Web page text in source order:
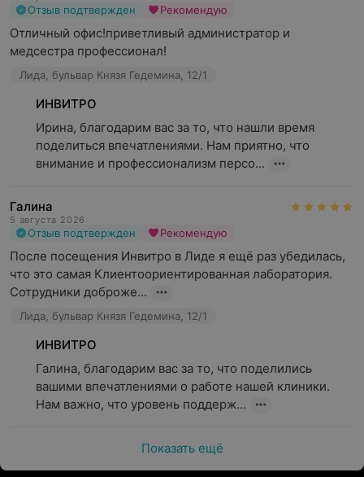
Почему лабораторная диагностика
важна?
Регулярные лабораторные исследования могут помочь:
Выявлять заболевания на ранних стадиях;
позволяя корректировать терапию;
Подобрать персонализированное лечение, учитывая
индивидуальные особенности организма;
Оценить общее состояние здоровья, даже при
для организма.
Обеспечить контроль за влиянием внешних
факторов — например, уровня загрязнения
окружающей среды или питания на состояние
Отзыв подтвержден Рекомендую
Отличный офис!приветливый администратор и
медсестра профессионал!
Лида, бульвар Князя Гедемина, 12/1
ИНВИТРО
Ирина, благодарим вас за то, что нашли время
поделиться впечатлениями. Нам приятно, что
внимание и профессионализм персо...
Галина
5 августа 2026
Отзыв подтвержден Рекомендую
После посещения Инвитро в Лиде я ещё раз убедилась,
что это самая Клиентоориентированная лаборатория.
Сотрудники доброже...
Лида, бульвар Князя Гедемина, 12/1
ИНВИТРО
Галина, благодарим вас за то, что поделились
вашими впечатлениями о работе нашей клиники.
Нам важно, что уровень поддерж...
Показать ещё